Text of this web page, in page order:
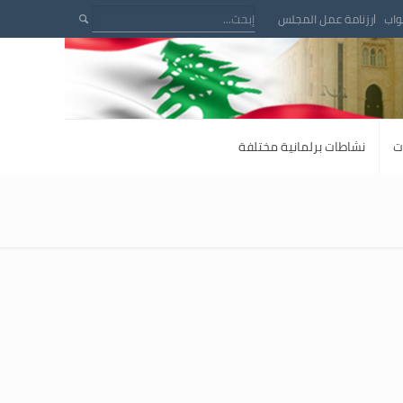
رزنامة عمل المجلس
نشاطات برلمانية مختلفة